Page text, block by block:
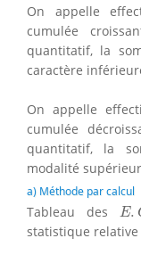
On appelle
cumulée
quantitatif, la
caractère
On appelle
cumulée
quantitatif, la
modalité
a) Méthode par calcul
Tableau des E.
E. C
statistique relative